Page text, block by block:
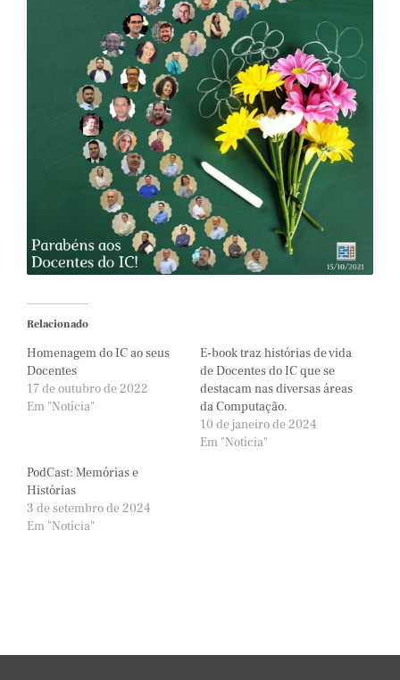
Relacionado
Homenagem do IC ao seus
Docentes
17 de outubro de 2022
Em "Notícia"
E-book traz histórias de vida
de Docentes do IC que se
destacam nas diversas áreas
da Computação.
10 de janeiro de 2024
Em "Notícia"
PodCast: Memórias e
Histórias
3 de setembro de 2024
Em "Notícia"